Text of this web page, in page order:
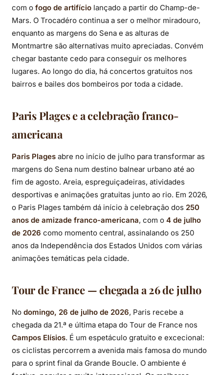
com o fogo de artifício lançado a partir do Champ-de-
Mars. O Trocadéro continua a ser o melhor miradouro,
enquanto as margens do Sena e as alturas de
Montmartre são alternativas muito apreciadas. Convém
chegar bastante cedo para conseguir os melhores
lugares. Ao longo do dia, há concertos gratuitos nos
bairros e bailes dos bombeiros por toda a cidade.
Paris Plages e a celebração franco-
americana
Paris Plages abre no início de julho para transformar as
margens do Sena num destino balnear urbano até ao
fim de agosto. Areia, espreguiçadeiras, atividades
desportivas e animações gratuitas junto ao rio. Em 2026,
o Paris Plages também dá início à celebração dos 250
anos de amizade franco-americana, com o 4 de julho
de 2026 como momento central, assinalando os 250
anos da Independência dos Estados Unidos com várias
animações temáticas pela cidade.
Tour de France — chegada a 26 de julho
No domingo, 26 de julho de 2026, Paris recebe a
chegada da 21.ª e última etapa do Tour de France nos
Campos Elísios. É um espetáculo gratuito e excecional:
os ciclistas percorrem a avenida mais famosa do mundo
para o sprint final da Grande Boucle. O ambiente é